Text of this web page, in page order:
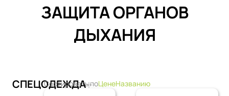
ЗАЩИТА ОРГАНОВ
ДЫХАНИЯ
СПЕЦОДЕЖДА
Сортировать поЦенеНазванию